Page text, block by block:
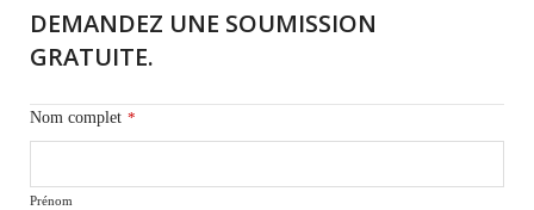
DEMANDEZ UNE SOUMISSION
GRATUITE.
Nom complet *
Prénom